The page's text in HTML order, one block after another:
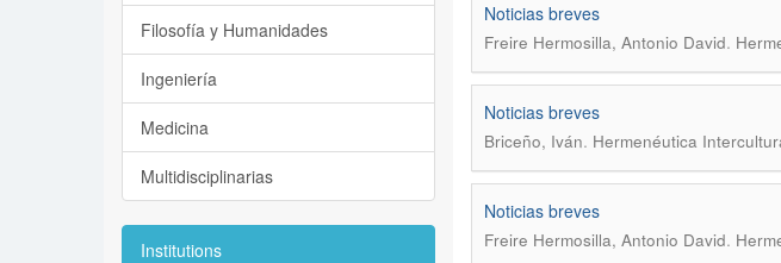
Noticias breves
Freire Hermosilla, Antonio David.
Noticias breves
Briceño, Iván. Hermenéutica
Noticias breves
Freire Hermosilla, Antonio David.
Filosofía y Humanidades
Ingeniería
Medicina
Multidisciplinarias
Institutions